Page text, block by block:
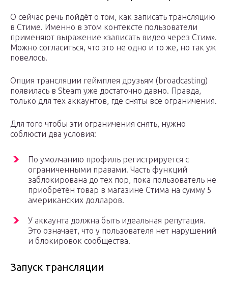
О сейчас речь пойдёт о том, как записать трансляцию
в Стиме. Именно в этом контексте пользователи
применяют выражение «записать видео через Стим».
Можно согласиться, что это не одно и то же, но так уж
повелось.
Опция трансляции геймплея друзьям (broadcasting)
появилась в Steam уже достаточно давно. Правда,
только для тех аккаунтов, где сняты все ограничения.
Для того чтобы эти ограничения снять, нужно
соблюсти два условия:
По умолчанию профиль регистрируется с
ограниченными правами. Часть функций
заблокирована до тех пор, пока пользователь не
приобретён товар в магазине Стима на сумму 5
американских долларов.
У аккаунта должна быть идеальная репутация.
Это означает, что у пользователя нет нарушений
и блокировок сообщества.
Запуск трансляции